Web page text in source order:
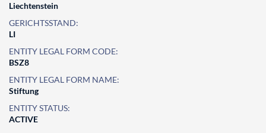
Liechtenstein
GERICHTSSTAND:
LI
ENTITY LEGAL FORM CODE:
BSZ8
ENTITY LEGAL FORM NAME:
Stiftung
ENTITY STATUS:
ACTIVE